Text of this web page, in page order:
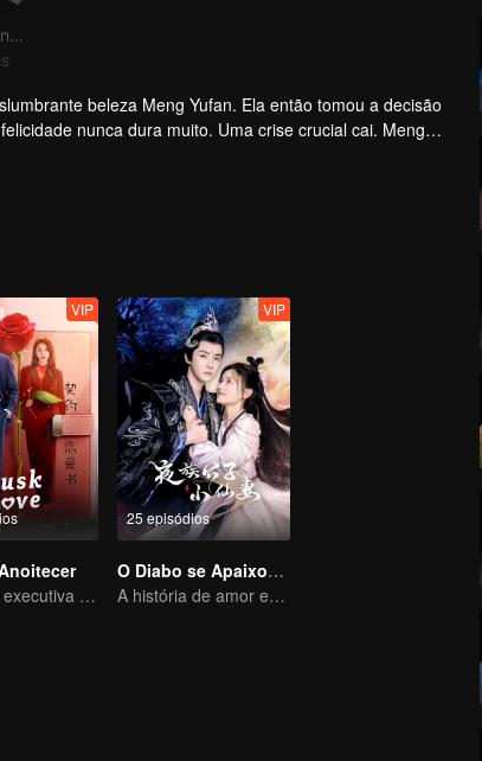
beleza Meng Yufan. Ela então tomou a decisão
nunca dura muito. Uma crise crucial cai. Meng
VIP
A diretora executiva se apaixonou pelo seu novo contrato
25 episódios
VIP
O Diabo se Apaixona pela Fada
A história de amor entre uma fada animada e um demônio de cara fria